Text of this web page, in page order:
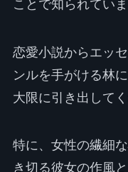
ことで知られていま
恋愛小説からエッ
ンルを手がける林
大限に引き出して
特に、女性の繊細
き切る彼女の作風